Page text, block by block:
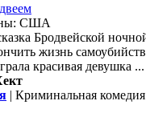
США
Бродвейской
жизнь
красивая девушка ...
| Криминальная комедия